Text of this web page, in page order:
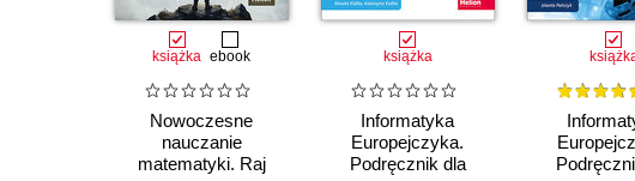
książka ebook
Nowoczesne
nauczanie
matematyki. Raj
książka
Informatyka
Europejczyka.
Podręcznik dla